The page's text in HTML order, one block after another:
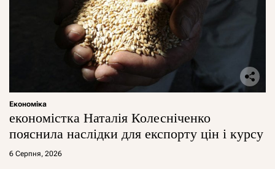
Економіка
економістка Наталія Колесніченко
пояснила наслідки для експорту цін і курсу
6 Серпня, 2026